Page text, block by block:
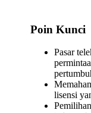
Poin Kunci
Pasar
lisensi